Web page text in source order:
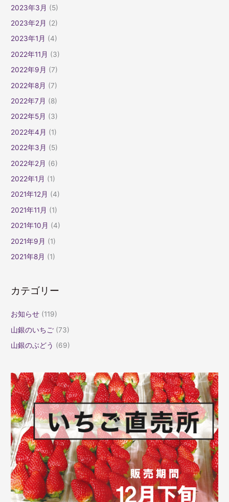
2023年3月 (5)
2023年2月 (2)
2023年1月 (4)
2022年11月 (3)
2022年9月 (7)
2022年8月 (7)
2022年7月 (8)
2022年5月 (3)
2022年4月 (1)
2022年3月 (5)
2022年2月 (6)
2022年1月 (1)
2021年12月 (4)
2021年11月 (1)
2021年10月 (4)
2021年9月 (1)
2021年8月 (1)
カテゴリー
お知らせ (119)
山銀のいちご (73)
山銀のぶどう (69)